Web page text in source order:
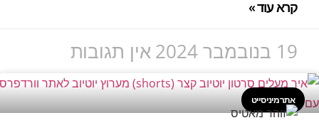
קרא עוד »
19 בנובמבר 2024 אין תגובות
אתר מיני סייט